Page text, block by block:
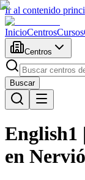
Ir al contenido
InicioCentrosCursos
Centros
Buscar
English1
en